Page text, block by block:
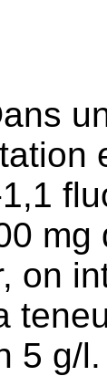
mg
on
5 g/l.